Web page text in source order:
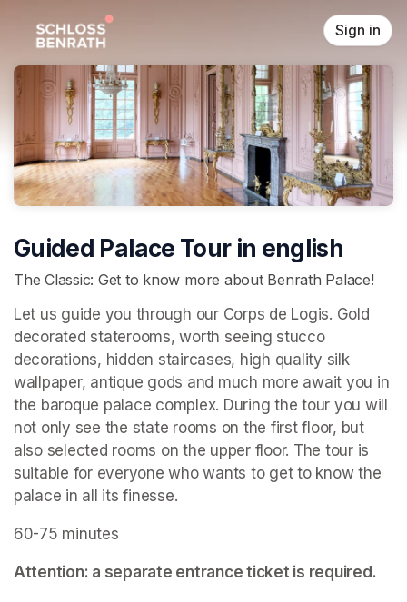
Sign in
Guided Palace Tour in english
The Classic: Get to know more about Benrath Palace!
Let us guide you through our Corps de Logis. Gold
decorated staterooms, worth seeing stucco
decorations, hidden staircases, high quality silk
wallpaper, antique gods and much more await you in
the baroque palace complex. During the tour you will
not only see the state rooms on the first floor, but
also selected rooms on the upper floor. The tour is
suitable for everyone who wants to get to know the
palace in all its finesse.
60-75 minutes
Attention: a separate entrance ticket is required.